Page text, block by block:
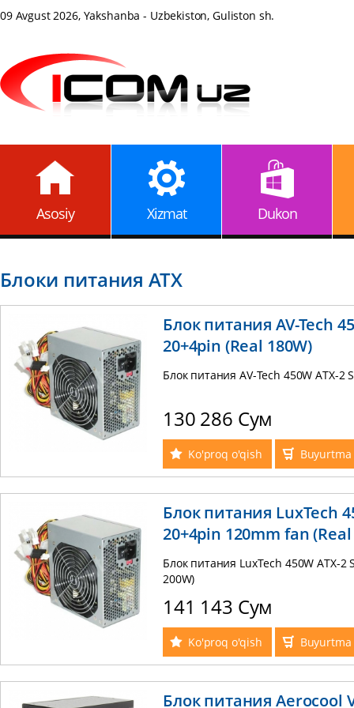
09 Avgust 2026, Yakshanba - Uzbekiston, Guliston sh.
Asosiy Xizmat Dukon
Блоки питания АТХ
Блок питания AV-Tech
20+4pin (Real 180W)
Блок питания AV-Tech 450W ATX-2
130 286 Сум
Ko'proq o'qish
Блок питания LuxTech
20+4pin 120mm fan (Real
Блок питания LuxTech 450W ATX-2
200W)
141 143 Сум
Ko'proq o'qish
Блок питания Aerocool